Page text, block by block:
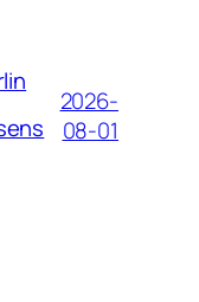
2026-
08-01